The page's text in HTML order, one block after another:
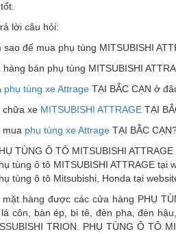
lời câu hỏi:
sao để mua phụ tùng MITSUBISHI
hàng bán phụ tùng MITSUBISHI
phụ tùng xe Attrage TẠI BẮC CẠN ở
chữa xe MITSUBISHI ATTRAGE TẠI
mua phụ tùng xe Attrage TẠI BẮC
TÙNG Ô TÔ MITSUBISHI
tùng ô tô MITSUBISHI ATTRAGE tại
tùng ô tô Mitsubishi, Honda tại
mặt hàng được các cửa hàng PHỤ
côn, bàn ép, bi tê, đèn pha, đèn
TRION. PHỤ TÙNG Ô TÔ